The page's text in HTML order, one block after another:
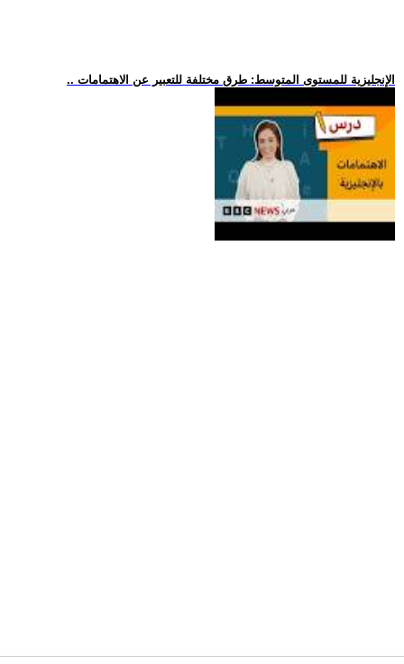
.. الإنجليزية للمستوى المتوسط: طرق مختلفة للتعبير عن الاهتمامات